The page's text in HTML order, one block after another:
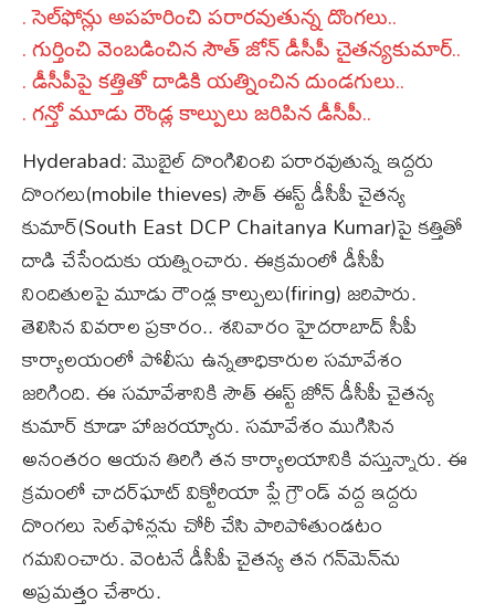
. సెల్‌ఫోన్లు అప‌హ‌రించి ప‌రార‌వుతున్న దొంగ‌లు..
. గుర్తించి వెంబ‌డించిన సౌత్ జోన్ డీసీపీ చైత‌న్య‌కుమార్‌..
. డీసీపీపై క‌త్తితో దాడికి య‌త్నించిన దుండ‌గులు..
. గ‌న్తో మూడు రౌండ్ల కాల్పులు జ‌రిపిన డీసీపీ..
Hyderabad: మొబైల్ దొంగిలించి పరారవుతున్న ఇద్ద‌రు
దొంగ‌లు(mobile thieves) సౌత్ ఈస్ట్ డీసీపీ చైత‌న్య
కుమార్‌(South East DCP Chaitanya Kumar)పై క‌త్తితో
దాడి చేసేందుకు య‌త్నించారు. ఈక్ర‌మంలో డీసీపీ
నిందితుల‌పై మూడు రౌండ్ల కాల్పులు(firing) జ‌రిపారు.
తెలిసిన వివ‌రాల ప్ర‌కారం.. శ‌నివారం హైద‌రాబాద్ సీపీ
కార్యాల‌యంలో పోలీసు ఉన్న‌తాధికారుల‌ స‌మావేశం
జ‌రిగింది. ఈ స‌మావేశానికి సౌత్ ఈస్ట్ జోన్ డీసీపీ చైత‌న్య
కుమార్ కూడా హాజ‌ర‌య్యారు. స‌మావేశం ముగిసిన
అనంత‌రం ఆయ‌న తిరిగి త‌న కార్యాల‌యానికి వ‌స్తున్నారు. ఈ
క్ర‌మంలో చాద‌ర్‌ఘాట్ విక్టోరియా ప్లే గ్రౌండ్ వ‌ద్ద ఇద్ద‌రు
దొంగ‌లు సెల్‌ఫోన్ల‌ను చోరీ చేసి పారిపోతుండ‌టం
గ‌మ‌నించారు. వెంటనే డీసీపీ చైత‌న్య త‌న గ‌న్‌మెన్‌ను
అప్ర‌మ‌త్తం చేశారు.